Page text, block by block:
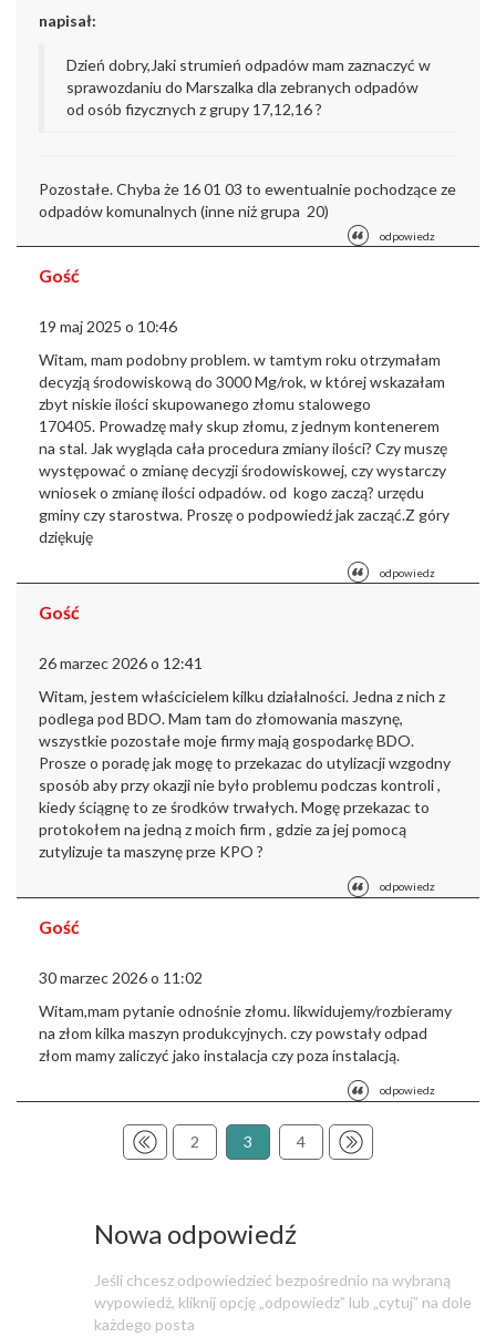
napisał:
Dzień dobry, Jaki strumień odpadów mam zaznaczyć w
sprawozdaniu do Marszalka dla zebranych odpadów
od osób fizycznych z grupy 17,12,16 ?
Pozostałe. Chyba że 16 01 03 to ewentualnie pochodzące ze
odpadów komunalnych (inne niż grupa 20)
odpowiedz
Gość
19 maj 2025 o 10:46
Witam, mam podobny problem. w tamtym roku otrzymałam
decyzją środowiskową do 3000 Mg/rok, w której wskazałam
zbyt niskie ilości skupowanego złomu stalowego
170405. Prowadzę mały skup złomu, z jednym kontenerem
na stal. Jak wygląda cała procedura zmiany ilości? Czy muszę
występować o zmianę decyzji środowiskowej, czy wystarczy
wniosek o zmianę ilości odpadów. od kogo zaczą? urzędu
gminy czy starostwa. Proszę o podpowiedź jak zacząć.Z góry
dziękuję
odpowiedz
Gość
26 marzec 2026 o 12:41
Witam, jestem właścicielem kilku działalności. Jedna z nich z
podlega pod BDO. Mam tam do złomowania maszynę,
wszystkie pozostałe moje firmy mają gospodarkę BDO.
Prosze o poradę jak mogę to przekazac do utylizacji wzgodny
sposób aby przy okazji nie było problemu podczas kontroli ,
kiedy ściągnę to ze środków trwałych. Mogę przekazac to
protokołem na jedną z moich firm , gdzie za jej pomocą
zutylizuje ta maszynę prze KPO ?
odpowiedz
Gość
30 marzec 2026 o 11:02
Witam,mam pytanie odnośnie złomu. likwidujemy/rozbieramy
na złom kilka maszyn produkcyjnych. czy powstały odpad
złom mamy zaliczyć jako instalacja czy poza instalacją.
odpowiedz
2 3 4
Nowa odpowiedź
Jeśli chcesz odpowiedzieć bezpośrednio na wybraną
wypowiedź, kliknij opcję „odpowiedz” lub „cytuj” na dole
każdego posta